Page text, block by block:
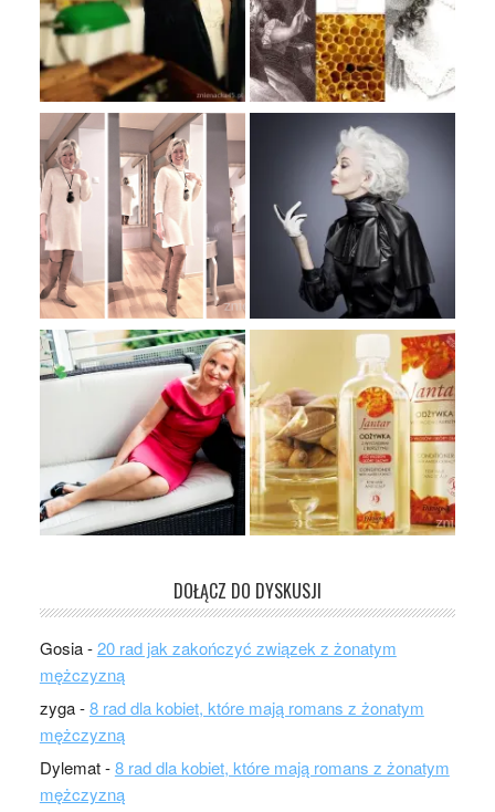
DOŁĄCZ DO DYSKUSJI
Gosia-20 rad jak zakończyć związek z żonatym
mężczyzną
zyga-8 rad dla kobiet, które mają romans z żonatym
mężczyzną
Dylemat-8 rad dla kobiet, które mają romans z żonatym
mężczyzną